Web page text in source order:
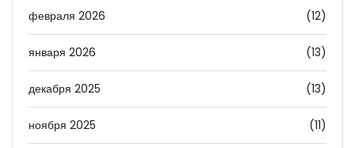
февраля 2026 (12)
января 2026 (13)
декабря 2025 (13)
ноября 2025 (11)